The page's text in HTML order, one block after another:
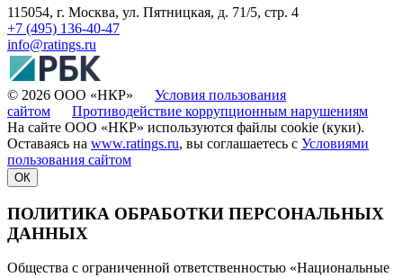
115054, г. Москва, ул. Пятницкая, д. 71/5, стр. 4
+7 (495) 136-40-47
info@ratings.ru
© 2026 ООО «НКР» Условия пользования
сайтом
Противодействие коррупционным нарушениям
На сайте ООО «НКР» используются файлы cookie (куки).
Оставаясь на www.ratings.ru, вы соглашаетесь с Условиями
пользования сайтом
ОК
ПОЛИТИКА ОБРАБОТКИ ПЕРСОНАЛЬНЫХ
ДАННЫХ
Общества с ограниченной ответственностью «Национальные